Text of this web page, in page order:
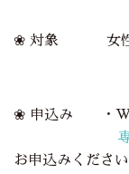
❀ 対象 女性経
❀ 申込み ・
お申込みください